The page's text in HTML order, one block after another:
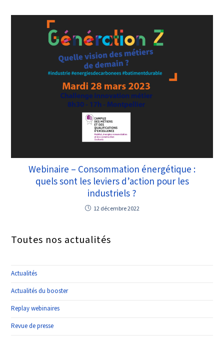
Webinaire – Consommation énergétique :
quels sont les leviers d’action pour les
industriels ?
12 décembre 2022
Toutes nos actualités
Actualités
Actualités du booster
Replay webinaires
Revue de presse